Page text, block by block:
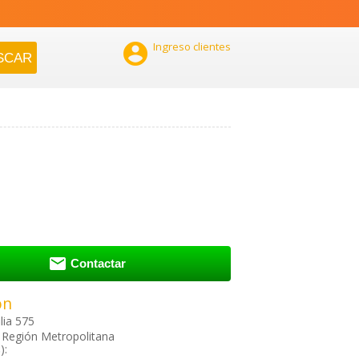
 Ingreso clientes
 Contactar
575
Metropolitana